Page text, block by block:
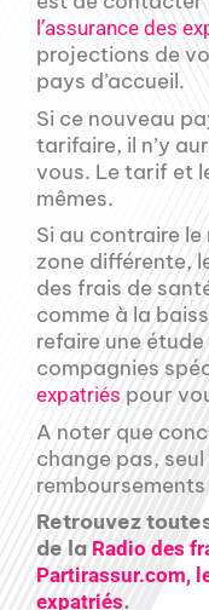
l’assurance des
projections de
pays d’accueil.
Si ce nouveau
tarifaire, il n’y
vous. Le tarif et
mêmes.
Si au contraire
zone différente,
des frais de
comme à la
refaire une
compagnies
expatriés pour
A noter que
change pas,
Retrouvez
de la Radio des
Partirassur.com,
expatriés.